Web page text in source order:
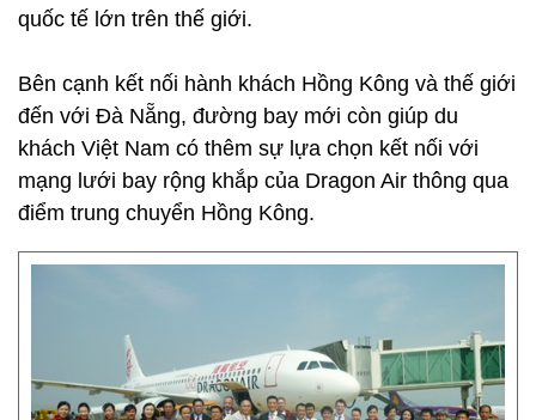
quốc tế lớn trên thế giới.
Bên cạnh kết nối hành khách Hồng Kông và thế giới
đến với Đà Nẵng, đường bay mới còn giúp du
khách Việt Nam có thêm sự lựa chọn kết nối với
mạng lưới bay rộng khắp của Dragon Air thông qua
điểm trung chuyển Hồng Kông.